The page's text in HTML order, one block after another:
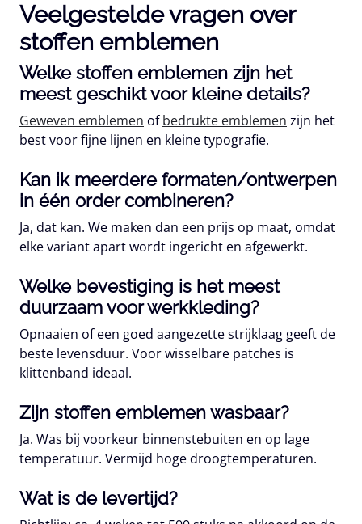
Veelgestelde vragen over
stoffen emblemen
Welke stoffen emblemen zijn het
meest geschikt voor kleine details?
Geweven emblemen ofbedrukte emblemen zijn het
best voor fijne lijnen en kleine typografie.
Kan ik meerdere formaten/ontwerpen
in één order combineren?
Ja, dat kan. We maken dan een prijs op maat, omdat
elke variant apart wordt ingericht en afgewerkt.
Welke bevestiging is het meest
duurzaam voor werkkleding?
Opnaaien of een goed aangezettestrijklaag geeft de
beste levensduur. Voor wisselbare patches is
klittenband ideaal.
Zijn stoffen emblemen wasbaar?
Ja. Was bij voorkeur binnenstebuiten en op lage
temperatuur. Vermijd hoge droogtemperaturen.
Wat is de levertijd?